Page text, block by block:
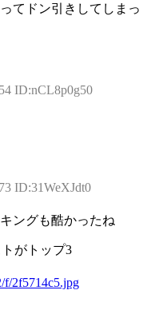
てドン引きしてしまっ
ID:nCL8p0g50
ID:31WeXJdt0
ングも酷かったね
がトップ3
f/2f5714c5.jpg